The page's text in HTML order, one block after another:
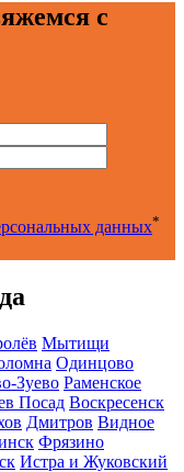
с
данных*
Мытищи
Одинцово
Зуево Раменское
Посад Воскресенск
Дмитров Видное
Фрязино
Истра и Жуковский